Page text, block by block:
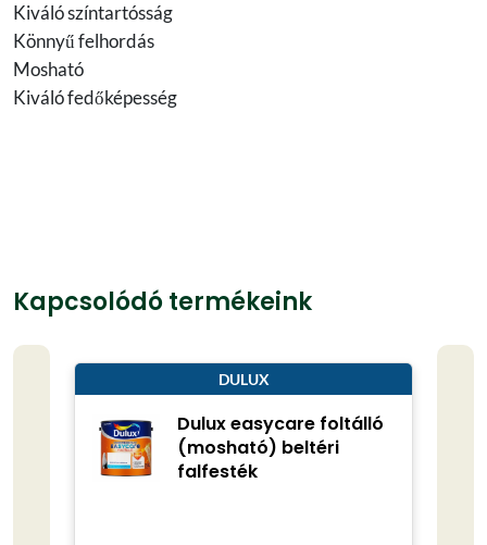
Kiváló színtartósság
Könnyű felhordás
Mosható
Kiváló fedőképesség
Kapcsolódó termékeink
DULUX
Dulux easycare foltálló
(mosható) beltéri
falfesték